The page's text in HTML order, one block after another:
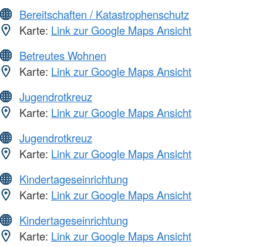
Bereitschaften / Katastrophenschutz
Karte: Link zur Google Maps Ansicht
Betreutes Wohnen
Karte: Link zur Google Maps Ansicht
Jugendrotkreuz
Karte: Link zur Google Maps Ansicht
Jugendrotkreuz
Karte: Link zur Google Maps Ansicht
Kindertageseinrichtung
Karte: Link zur Google Maps Ansicht
Kindertageseinrichtung
Karte: Link zur Google Maps Ansicht